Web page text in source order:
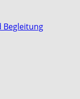
Begleitung